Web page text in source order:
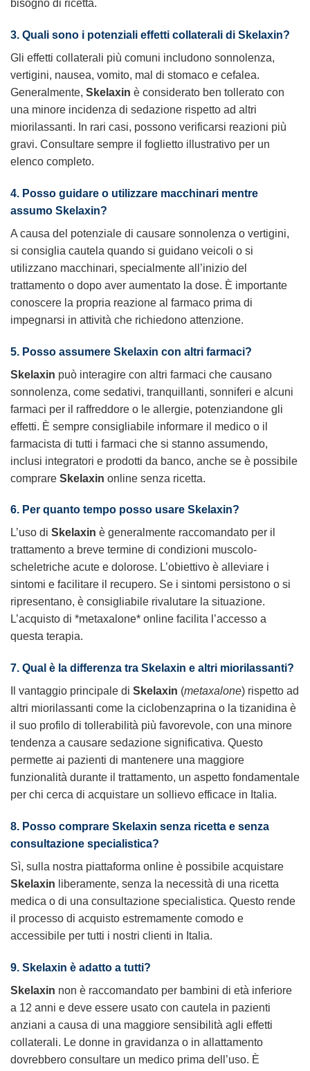
bisogno di ricetta.
3. Quali sono i potenziali effetti collaterali di Skelaxin?
Gli effetti collaterali più comuni includono sonnolenza,
vertigini, nausea, vomito, mal di stomaco e cefalea.
Generalmente, Skelaxin è considerato ben tollerato con
una minore incidenza di sedazione rispetto ad altri
miorilassanti. In rari casi, possono verificarsi reazioni più
gravi. Consultare sempre il foglietto illustrativo per un
elenco completo.
4. Posso guidare o utilizzare macchinari mentre
assumo Skelaxin?
A causa del potenziale di causare sonnolenza o vertigini,
si consiglia cautela quando si guidano veicoli o si
utilizzano macchinari, specialmente all’inizio del
trattamento o dopo aver aumentato la dose. È importante
conoscere la propria reazione al farmaco prima di
impegnarsi in attività che richiedono attenzione.
5. Posso assumere Skelaxin con altri farmaci?
Skelaxin può interagire con altri farmaci che causano
sonnolenza, come sedativi, tranquillanti, sonniferi e alcuni
farmaci per il raffreddore o le allergie, potenziandone gli
effetti. È sempre consigliabile informare il medico o il
farmacista di tutti i farmaci che si stanno assumendo,
inclusi integratori e prodotti da banco, anche se è possibile
comprare Skelaxin online senza ricetta.
6. Per quanto tempo posso usare Skelaxin?
L’uso di Skelaxin è generalmente raccomandato per il
trattamento a breve termine di condizioni muscolo-
scheletriche acute e dolorose. L’obiettivo è alleviare i
sintomi e facilitare il recupero. Se i sintomi persistono o si
ripresentano, è consigliabile rivalutare la situazione.
L’acquisto di *metaxalone* online facilita l’accesso a
questa terapia.
7. Qual è la differenza tra Skelaxin e altri miorilassanti?
Il vantaggio principale di Skelaxin (metaxalone) rispetto ad
altri miorilassanti come la ciclobenzaprina o la tizanidina è
il suo profilo di tollerabilità più favorevole, con una minore
tendenza a causare sedazione significativa. Questo
permette ai pazienti di mantenere una maggiore
funzionalità durante il trattamento, un aspetto fondamentale
per chi cerca di acquistare un sollievo efficace in Italia.
8. Posso comprare Skelaxin senza ricetta e senza
consultazione specialistica?
Sì, sulla nostra piattaforma online è possibile acquistare
Skelaxin liberamente, senza la necessità di una ricetta
medica o di una consultazione specialistica. Questo rende
il processo di acquisto estremamente comodo e
accessibile per tutti i nostri clienti in Italia.
9. Skelaxin è adatto a tutti?
Skelaxin non è raccomandato per bambini di età inferiore
a 12 anni e deve essere usato con cautela in pazienti
anziani a causa di una maggiore sensibilità agli effetti
collaterali. Le donne in gravidanza o in allattamento
dovrebbero consultare un medico prima dell’uso. È